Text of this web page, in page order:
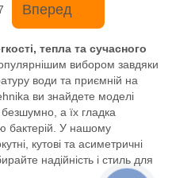
Вперед
тепла та сучасного
вибором завдяки
води та приємній на
ви знайдете моделі
а їх гладка
бактерій. У нашому
кутові та асиметричні
надійність і стиль для